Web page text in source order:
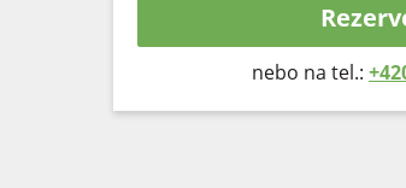
nebo na tel.: